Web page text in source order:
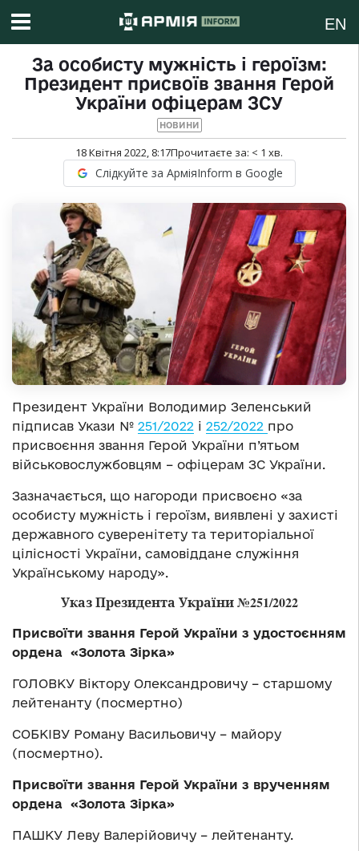
EN
За особисту мужність і героїзм:
Президент присвоїв звання Герой
України офіцерам ЗСУ
НОВИНИ
18 Квітня 2022, 8:17Прочитаєте за: < 1 хв.
Слідкуйте за АрміяInform в Google
Президент України Володимир Зеленський
підписав Укази № 251/2022 і 252/2022 про
присвоєння звання Герой України п’ятьом
військовослужбовцям – офіцерам ЗС України.
Зазначається, що нагороди присвоєно «за
особисту мужність і героїзм, виявлені у захисті
державного суверенітету та територіальної
цілісності України, самовіддане служіння
Українському народу».
Указ Президента України №251/2022
Присвоїти звання Герой України з удостоєнням
ордена «Золота Зірка»
ГОЛОВКУ Віктору Олександровичу – старшому
лейтенанту (посмертно)
СОБКІВУ Роману Васильовичу – майору
(посмертно).
Присвоїти звання Герой України з врученням
ордена «Золота Зірка»
ПАШКУ Леву Валерійовичу – лейтенанту.